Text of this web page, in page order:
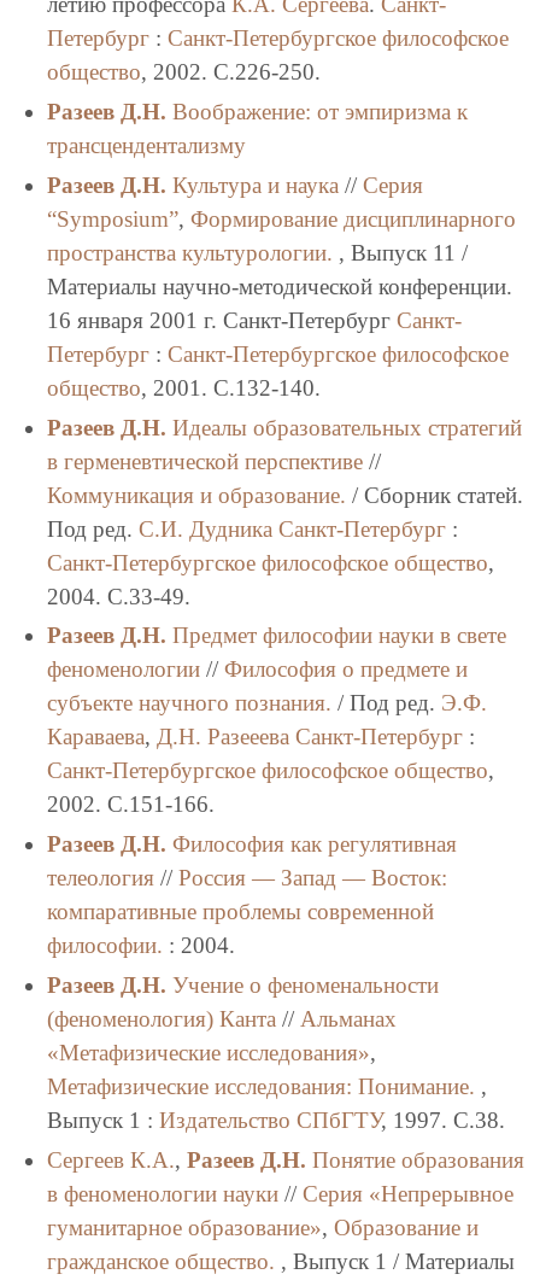
Петербург: Санкт-Петербургское философское
общество, 2002. C.226-250.
Разеев Д.Н. Воображение: от эмпиризма к
трансцендентализму
Разеев Д.Н. Культура и наука // Серия
“Symposium”, Формирование дисциплинарного
пространства культурологии. , Выпуск 11 /
Материалы научно-методической конференции.
16 января 2001 г. Санкт-Петербург Санкт-
Петербург: Санкт-Петербургское философское
общество, 2001. C.132-140.
Разеев Д.Н. Идеалы образовательных стратегий
в герменевтической перспективе//
Коммуникация и образование. / Сборник статей.
Под ред. С.И. Дудника Санкт-Петербург:
Санкт-Петербургское философское общество,
2004. C.33-49.
Разеев Д.Н. Предмет философии науки в свете
феноменологии// Философия о предмете и
субъекте научного познания. / Под ред. Э.Ф.
Караваева, Д.Н. Разееева Санкт-Петербург:
Санкт-Петербургское философское общество,
2002. C.151-166.
Разеев Д.Н. Философия как регулятивная
телеология// Россия — Запад — Восток:
компаративные проблемы современной
философии. : 2004.
Разеев Д.Н. Учение о феноменальности
(феноменология) Канта // Альманах
«Метафизические исследования»,
Метафизические исследования: Понимание. ,
Выпуск 1 : Издательство СПбГТУ, 1997. C.38.
Сергеев К.А., Разеев Д.Н. Понятие образования
в феноменологии науки// Серия «Непрерывное
гуманитарное образование», Образование и
гражданское общество. , Выпуск 1 / Материалы